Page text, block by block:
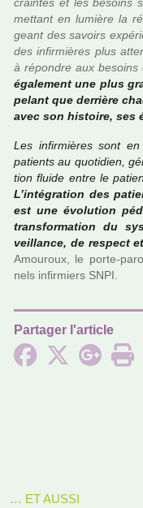
crain­tes et les besoins
met­tant en lumière la
geant des savoirs
des infir­miè­res plus
à répon­dre aux besoins
également une plus
pe­lant que der­rière
avec son his­toire, ses
Les infir­miè­res sont
patients au quo­ti­dien,
tion fluide entre le
L’inté­gra­tion des
est une évolution
trans­for­ma­tion du
veillance, de res­pect
Amouroux, le porte-
nels infir­miers SNPI.
Partager l'article
… ET AUSSI